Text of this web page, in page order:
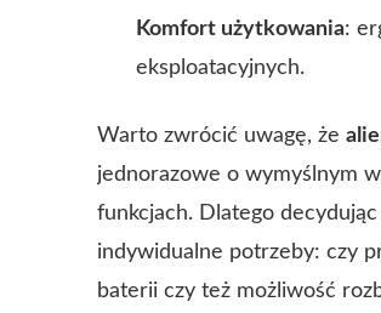
Komfort użytkowania:
eksploatacyjnych.
Warto zwrócić uwagę, że
jednorazowe o wymyślnym
funkcjach. Dlatego
indywidualne potrzeby: czy
baterii czy też możliwość